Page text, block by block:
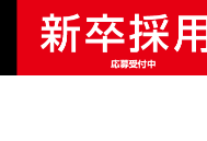
販売価格 219,000（税込）
¥168,000（税込）